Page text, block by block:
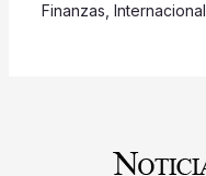
Finanzas Internacional